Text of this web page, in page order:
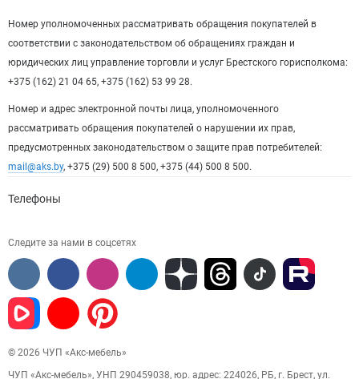
Номер уполномоченных рассматривать обращения покупателей в
соответствии с законодательством об обращениях граждан и
юридических лиц управление торговли и услуг Брестского горисполкома:
+375 (162) 21 04 65, +375 (162) 53 99 28.
Номер и адрес электронной почты лица, уполномоченного
рассматривать обращения покупателей о нарушении их прав,
предусмотренных законодательством о защите прав потребителей:
mail@aks.by, +375 (29) 500 8 500, +375 (44) 500 8 500.
Телефоны
Следите за нами в соцсетях
© 2026 ЧУП «Акс-мебель»
ЧУП «Акс-мебель», УНП 290459038, юр. адрес: 224026, РБ, г. Брест, ул.